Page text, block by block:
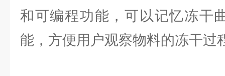
和可编程功能，可以记忆冻干
能，方便用户观察物料的冻干过